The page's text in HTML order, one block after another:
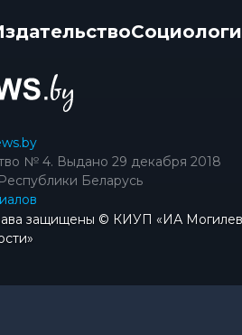
№ 4. Выдано 29 декабря 2018
Беларусь
защищены © КИУП «ИА